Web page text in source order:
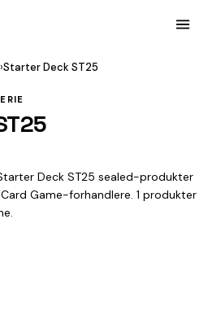
›Starter Deck ST25
Deck ST25 sealed-produkter
Game-forhandlere. 1 produkter